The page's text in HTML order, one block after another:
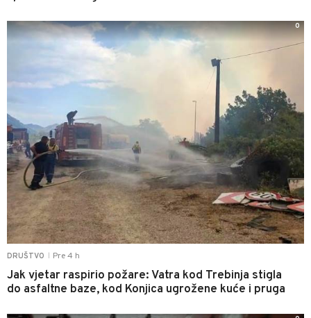
DRUŠTVO Pre 4 h
Jak vjetar raspirio požare: Vatra kod Trebinja stigla
do asfaltne baze, kod Konjica ugrožene kuće i pruga
0